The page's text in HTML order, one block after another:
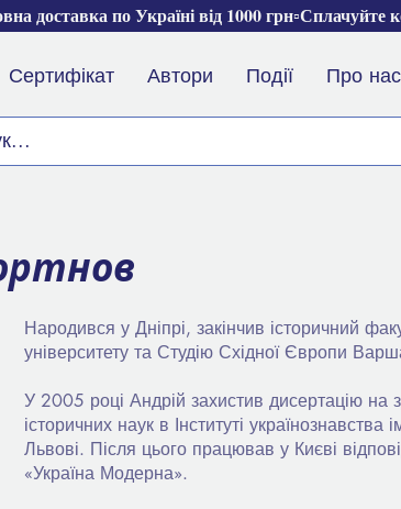
доставка по Україні від 1000
Сертифікат Автори Події Про нас
Народився у Дніпрі, закінчив історичний
університету та Студію Східної Європи
У 2005 році Андрій захистив дисертацію на
історичних наук в Інституті
Львові. Після цього працював у Києві
«Україна Модерна».